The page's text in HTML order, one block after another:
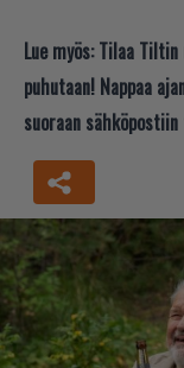
Lue myös: Tilaa
puhutaan! Nappaa
suoraan